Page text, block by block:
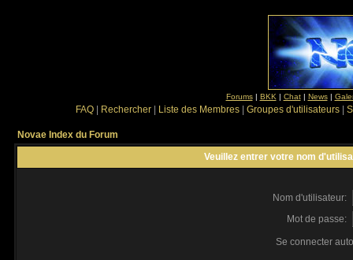
Forums| BKK | Chat| News|
FAQ Rechercher Liste des Membres Groupes d'utilisateurs
Novae Index du Forum
Veuillez entrer votre nom
Nom d'utilisateur:
Mot de passe:
Se connecter